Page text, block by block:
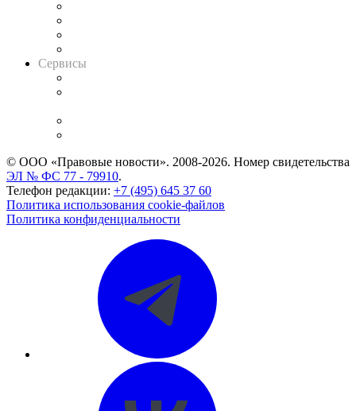
Сервисы
© ООО «Правовые новости». 2008-2026. Номер свидетельства
ЭЛ № ФС 77 - 79910.
Телефон редакции: +7 (495) 645 37 60
Политика использования cookie-файлов
Политика конфиденциальности